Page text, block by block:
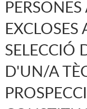
EXCLOSES
SELECCIÓ
D'UN/A